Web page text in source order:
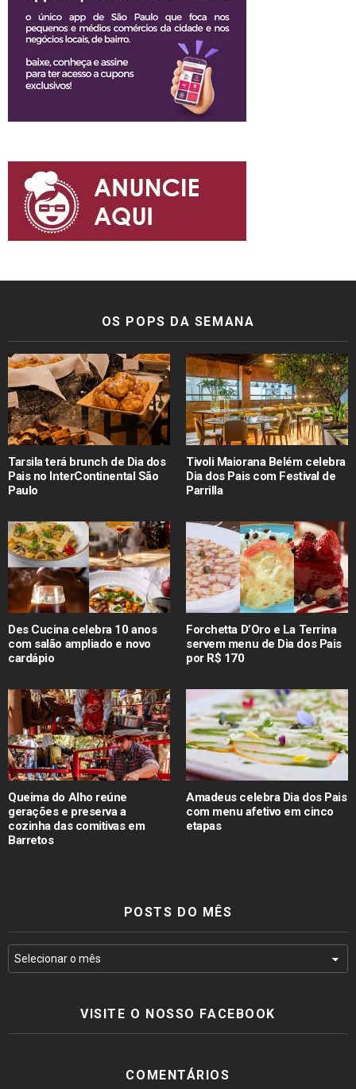
OS POPS DA SEMANA
Tarsila terá brunch de Dia dos
Pais no InterContinental São
Paulo
Tivoli Maiorana Belém celebra
Dia dos Pais com Festival de
Parrilla
Des Cucina celebra 10 anos
com salão ampliado e novo
cardápio
Forchetta D’Oro e La Terrina
servem menu de Dia dos Pais
por R$ 170
Queima do Alho reúne
gerações e preserva a
cozinha das comitivas em
Barretos
Amadeus celebra Dia dos Pais
com menu afetivo em cinco
etapas
POSTS DO MÊS
VISITE O NOSSO FACEBOOK
COMENTÁRIOS